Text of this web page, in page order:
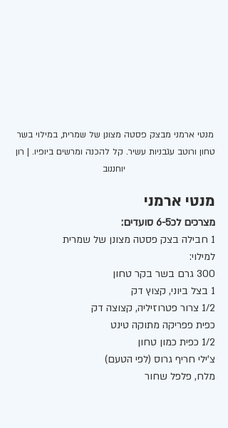
מנטי ארמני מבצק פסטה מצונן של שמרית, במילוי בשר
טחון ורוטב עגבניות עשיר. קל להכנה ומרשים ביופיו. | רון
יוחננוב
מנטי ארמני
מצרכים לכ6-5 סועדים:
1 חבילה בצק פסטה מצונן של שמרית
למילוי:
300 גרם בשר בקר טחון
1 בצל ביוני, קצוץ דק
1/2 צרור פטרוזיליה, קצוצה דק
כפית פפריקה מתוקה טינט
1/2 כפית כמון טחון
צ'ילי חריף גרוס (לפי הטעם)
מלח, פלפל שחור